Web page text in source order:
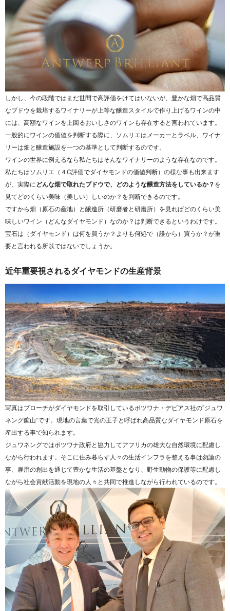
しかし、今の段階ではまだ世間で高評価をけてはいないが、豊かな畑で高品質
なブドウを栽培するワイナリーが上等な醸造スタイルで作り上げるワインの中
には、高額なワインを上回るおいしさのワインも存在すると言われています。
一般的にワインの価値を判断する際に、ソムリエはメーカーとラベル、ワイナ
リーは畑と醸造施設を一つの基準として判断するのです。
ワインの世界に例えるなら私たちはそんなワイナリーのような存在なのです。
私たちはソムリエ（４C評価でダイヤモンドの価値判断）の様な事も出来ます
が、実際にどんな畑で取れたブドウで、どのような醸造方法をしているか？を
見てどのくらい美味（美しい）しいのか？を判断できるのです。
ですから畑（原石の産地）と醸造所（研磨者と研磨所）を見ればどのくらい美
味しいワイン（どんなダイヤモンド）なのか？は判断できるというわけです。
宝石は（ダイヤモンド）は何を買うか？よりも何処で（誰から）買うか？が重
要と言われる所以ではないでしょうか。
近年重要視されるダイヤモンドの生産背景
写真はブローチがダイヤモンドを取引しているボツワナ・デビアス社の”ジュワ
ネング鉱山“です。現地の言葉で光の王子と呼ばれ高品質なダイヤモンド原石を
産出する事で知られます。
ジュワネングではボツワナ政府と協力してアフリカの雄大な自然環境に配慮し
ながら行われます。そこに住み暮らす人々の生活インフラを整える事は勿論の
事、雇用の創出を通じて豊かな生活の基盤となり、野生動物の保護等に配慮し
ながら社会貢献活動を現地の人々と共同で推進しながら行われているのです。